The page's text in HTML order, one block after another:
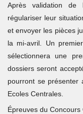
Après validation de
régulariser leur
et envoyer les pièces
la mi-avril. Un
sélectionnera une
dossiers seront
pourront se présenter
Ecoles Centrales.
Épreuves du Concours